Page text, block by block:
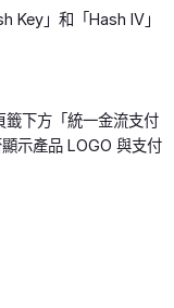
Key」和「Hash IV」
籤下方「統一金流支付
示產品 LOGO 與支付